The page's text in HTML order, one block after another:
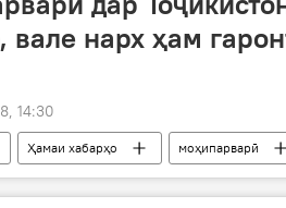
вале нарх ҳам
14:30
Ҳамаи хабарҳо моҳипарварӣ